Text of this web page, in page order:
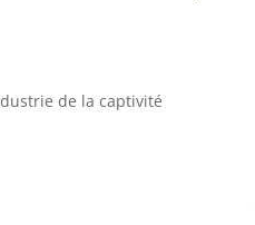
de la captivité